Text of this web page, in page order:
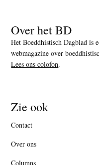
Over het BD
Het Boeddhistisch Dagblad is
webmagazine over
Lees ons colofon.
Zie ook
Contact
Over ons
Columns